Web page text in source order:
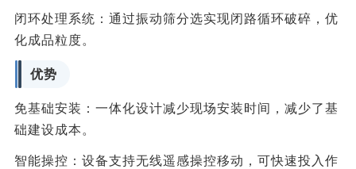
‌闭环处理系统‌：通过振动筛分选实现闭路循环破碎，优
化成品粒度。
优势
‌免基础安装‌：一体化设计减少现场安装时间，减少了基
础建设成本。
‌智能操控‌：设备支持无线遥感操控移动，可快速投入作